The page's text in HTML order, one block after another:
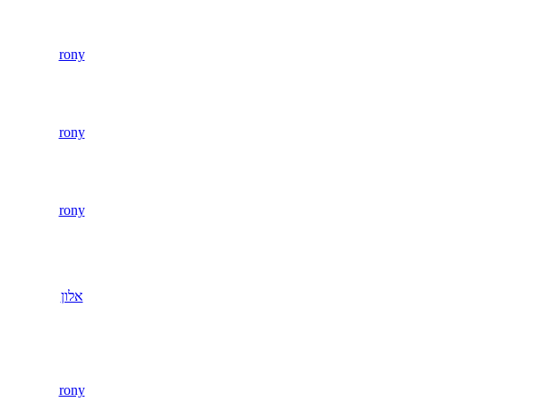
rony
rony
rony
אלון
rony